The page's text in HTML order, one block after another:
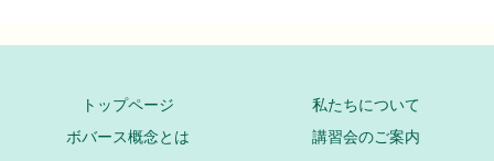
トップページ
私たちについて
ボバース概念とは
講習会のご案内